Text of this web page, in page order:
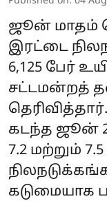
ஜூன் மாதம்
இரட்டை
6,125 பேர்
சட்டமன்றத்
தெரிவித்தார்.
கடந்த ஜூன்
7.2 மற்றும்
கடுமையாக